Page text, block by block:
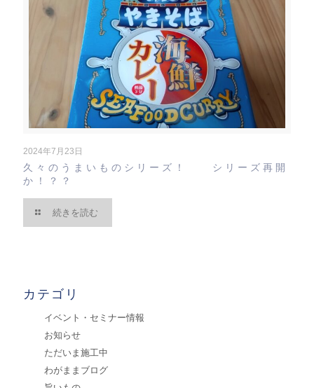
2024年7月23日
久々のうまいものシリーズ！ シリーズ再開
か！？？
続きを読む
カテゴリ
イベント・セミナー情報
お知らせ
ただいま施工中
わがままブログ